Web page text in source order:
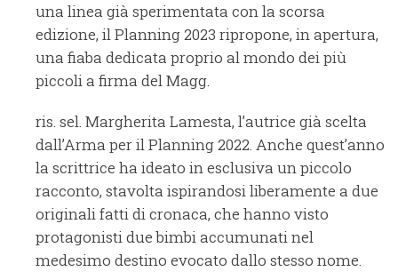
una linea già sperimentata con la scorsa
edizione, il Planning 2023 ripropone, in apertura,
una fiaba dedicata proprio al mondo dei più
piccoli a firma del Magg.
ris. sel. Margherita Lamesta, l’autrice già scelta
dall’Arma per il Planning 2022. Anche quest’anno
la scrittrice ha ideato in esclusiva un piccolo
racconto, stavolta ispirandosi liberamente a due
originali fatti di cronaca, che hanno visto
protagonisti due bimbi accumunati nel
medesimo destino evocato dallo stesso nome.